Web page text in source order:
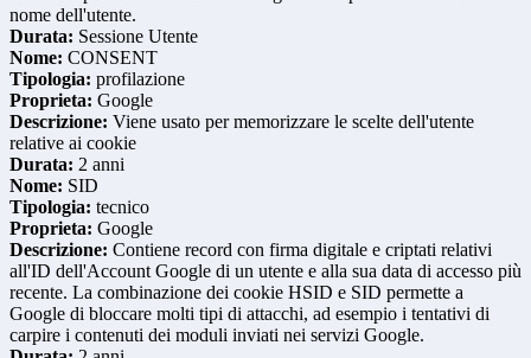
nome dell'utente.
Durata: Sessione Utente
Nome: CONSENT
Tipologia: profilazione
Proprieta: Google
Descrizione: Viene usato per memorizzare le scelte dell'utente
relative ai cookie
Durata: 2 anni
Nome: SID
Tipologia: tecnico
Proprieta: Google
Descrizione: Contiene record con firma digitale e criptati relativi
all'ID dell'Account Google di un utente e alla sua data di accesso più
recente. La combinazione dei cookie HSID e SID permette a
Google di bloccare molti tipi di attacchi, ad esempio i tentativi di
carpire i contenuti dei moduli inviati nei servizi Google.